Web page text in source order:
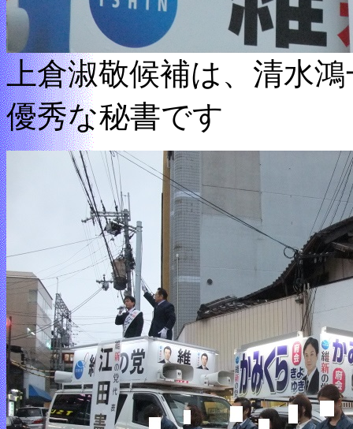
上倉淑敬候補は、清水
優秀な秘書です